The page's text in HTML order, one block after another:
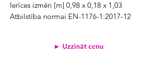
Ierīces izmēri [m] 0,98 x 0,18 x 1,03
Atbilstība normai EN-1176-1:2017-12
► Uzzināt cenu